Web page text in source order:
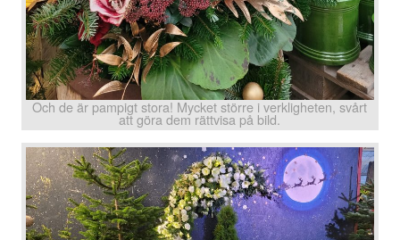
Och de är pampigt stora! Mycket större i verkligheten, svårt
att göra dem rättvisa på bild.